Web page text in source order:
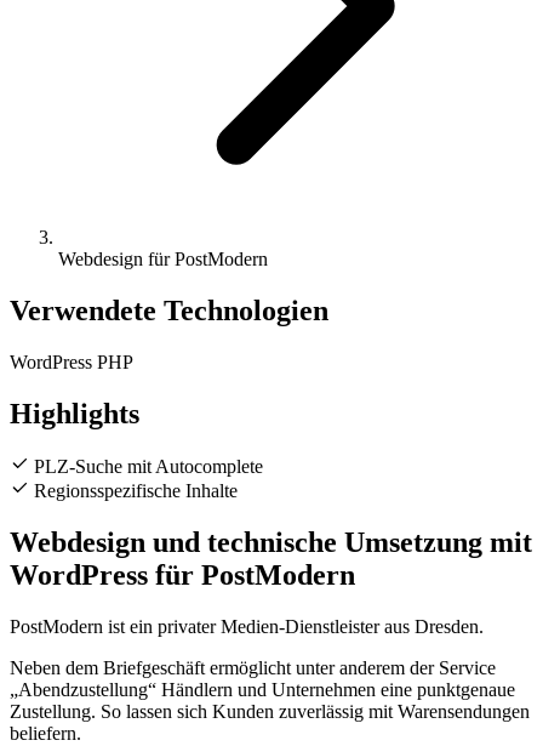
Webdesign für PostModern
Verwendete Technologien
WordPress PHP
Highlights
PLZ-Suche mit Autocomplete
Regionsspezifische Inhalte
Webdesign und technische Umsetzung mit
WordPress für PostModern
PostModern ist ein privater Medien-Dienstleister aus Dresden.
Neben dem Briefgeschäft ermöglicht unter anderem der Service
„Abendzustellung“ Händlern und Unternehmen eine punktgenaue
Zustellung. So lassen sich Kunden zuverlässig mit Warensendungen
beliefern.